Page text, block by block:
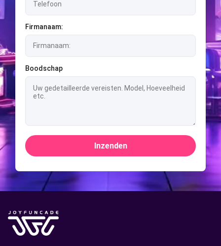
Firmanaam:
Boodschap
Inzenden